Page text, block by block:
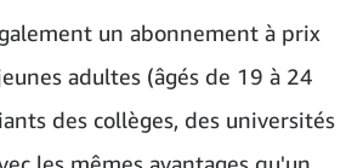
un abonnement à prix
adultes (âgés de 19 à 24
des collèges, des universités